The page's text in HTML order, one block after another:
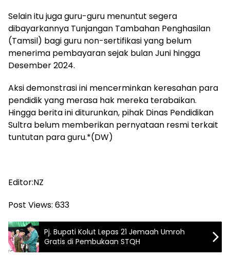
Selain itu juga guru-guru menuntut segera
dibayarkannya Tunjangan Tambahan Penghasilan
(Tamsil) bagi guru non-sertifikasi yang belum
menerima pembayaran sejak bulan Juni hingga
Desember 2024.
Aksi demonstrasi ini mencerminkan keresahan para
pendidik yang merasa hak mereka terabaikan.
Hingga berita ini diturunkan, pihak Dinas Pendidikan
Sultra belum memberikan pernyataan resmi terkait
tuntutan para guru.*(DW)
Editor:NZ
Post Views: 633
Pj. Bupati Kolut Lepas 21 Jemaah Umroh
Gratis di Pembukaan STQH